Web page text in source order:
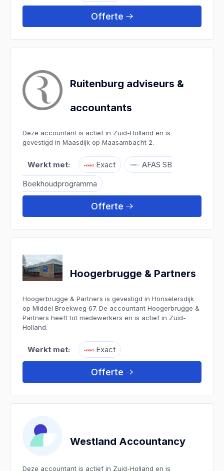
Offerte
Ruitenburg adviseurs &
accountants
Deze accountant is actief in Zuid-Holland en is
gevestigd in Maasdijk op Maasambacht 2.
Werkt met: Exact
AFAS SB
Boekhoudprogramma
Offerte
Hoogerbrugge & Partners
Hoogerbrugge & Partners is gevestigd in Honselersdijk
op Middel Broekweg 67. De accountant Hoogerbrugge &
Partners heeft tot medewerkers en is actief in Zuid-
Holland.
Werkt met: Exact
Offerte
Westland Accountancy
Deze accountant is actief in Zuid-Holland en is